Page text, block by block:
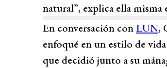
natural”, explica ella misma
En conversación con LUN,
enfoqué en un estilo de
que decidió junto a su